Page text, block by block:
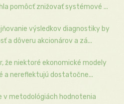
pomôcť znižovať systémové ...
výsledkov diagnostiky by
a dôveru akcionárov a zá...
že niektoré ekonomické modely
a nereflektujú dostatočne...
v metodológiách hodnotenia